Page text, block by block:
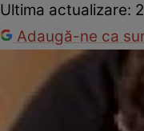
Ultima actualizare:
Adaugă-ne ca